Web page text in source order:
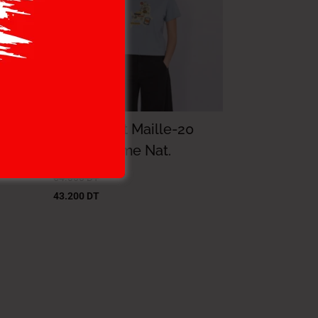
Lois T-Shirt Maille-20
Bella Femme Nat.
54.000DT
43.200 DT